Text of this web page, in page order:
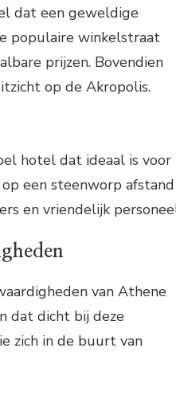
dat een geweldige
populaire winkelstraat
prijzen. Bovendien
op de Akropolis.
hotel dat ideaal is voor
een steenworp afstand
en vriendelijk
van Athene
dat dicht bij deze
zich in de buurt van